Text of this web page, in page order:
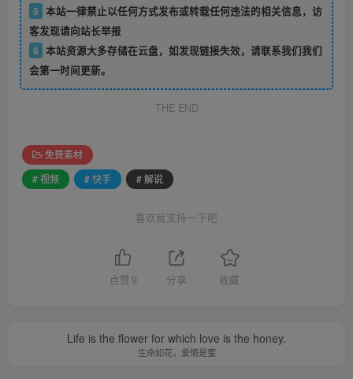
5 本站一律禁止以任何方式发布或转载任何违法的相关信息，访
客发现请向站长举报
6 本站资源大多存储在云盘，如发现链接失效，请联系我们我们
会第一时间更新。
THE END
免费素材
# 视频
# 快手 # 解说
喜欢就支持一下吧
点赞 9 分享 收藏
Life is the flower for which love is the honey.
生命如花，爱情是蜜